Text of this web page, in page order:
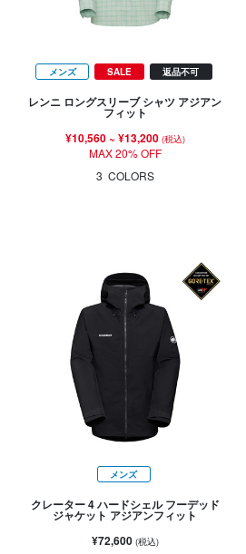
メンズ SALE 返品不可
レンニ ロングスリーブ シャツ アジアン
フィット
¥10,560~ ¥13,200 (税込)
MAX 20% OFF
3 COLORS
メンズ
クレーター 4 ハードシェル フーデッド
ジャケット アジアンフィット
¥72,600 (税込)